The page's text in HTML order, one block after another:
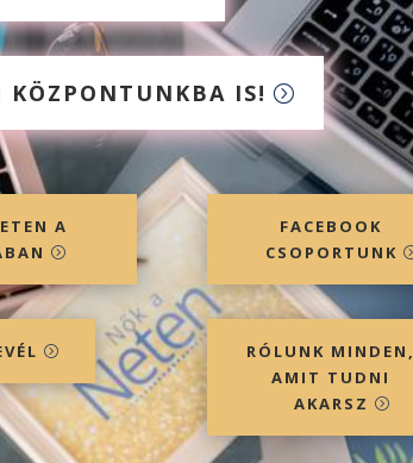
KÖZPONTUNKBA IS!
A
FACEBOOK
CSOPORTUNK
RÓLUNK MINDEN,
AMIT TUDNI
AKARSZ